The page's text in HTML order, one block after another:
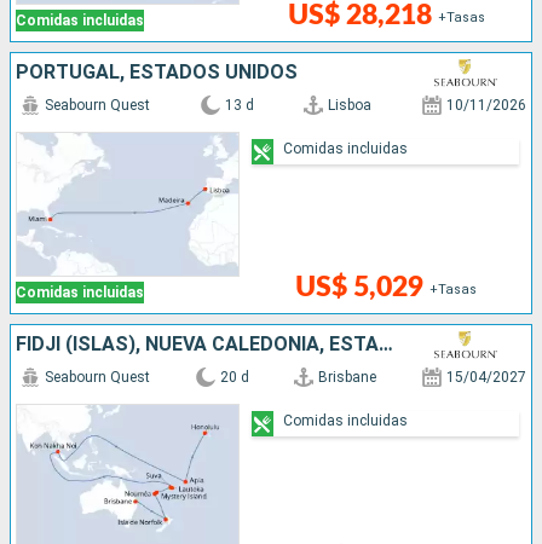
Comidas incluidas US$ 28,218 +Tasas
PORTUGAL, ESTADOS UNIDOS
Comidas incluidas
Seabourn Quest 13 d Lisboa 10/11/2026
US$ 5,029 +Tasas
Comidas incluidas
FIDJI (ISLAS), NUEVA CALEDONIA, ESTADOS UNIDOS, NUEVA ZELANDA, VANUATU, SAMOA, AUSTRALIA, TAILANDIA
Seabourn Quest 20 d Brisbane 15/04/2027
Comidas incluidas